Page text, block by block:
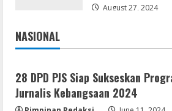
August 27, 2024
NASIONAL
Jakarta
28 DPD PJS Siap Sukseskan
Jurnalis Kebangsaan 2024